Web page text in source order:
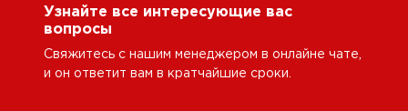
Узнайте все интересующие вас
вопросы
Свяжитесь с нашим менеджером в онлайне чате,
и он ответит вам в кратчайшие сроки.